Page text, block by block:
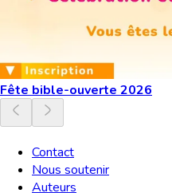
Fête bible-ouverte 2026
Contact
Nous soutenir
Auteurs